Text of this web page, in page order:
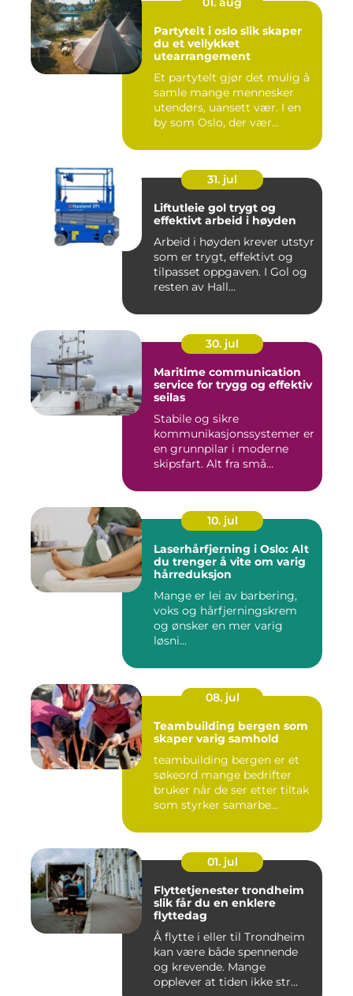
Partytelt i oslo slik skaper
du et vellykket
utearrangement
Et partytelt gjør det mulig å
samle mange mennesker
utendørs, uansett vær. I en
by som Oslo, der vær...
31. jul
Liftutleie gol trygt og
effektivt arbeid i høyden
Arbeid i høyden krever utstyr
som er trygt, effektivt og
tilpasset oppgaven. I Gol og
resten av Hall...
30. jul
Maritime communication
service for trygg og effektiv
seilas
Stabile og sikre
kommunikasjonssystemer er
en grunnpilar i moderne
skipsfart. Alt fra små
10. jul
Laserhårfjerning i Oslo: Alt
du trenger å vite om varig
hårreduksjon
Mange er lei av barbering,
voks og hårfjerningskrem
og ønsker en mer varig
løsni...
08. jul
Teambuilding bergen som
skaper varig samhold
teambuilding bergen er et
søkeord mange bedrifter
bruker når de ser etter tiltak
som styrker samarbe...
01. jul
Flyttetjenester trondheim
slik får du en enklere
flyttedag
Å flytte i eller til Trondheim
kan være både spennende
og krevende. Mange
opplever at tiden ikke str...